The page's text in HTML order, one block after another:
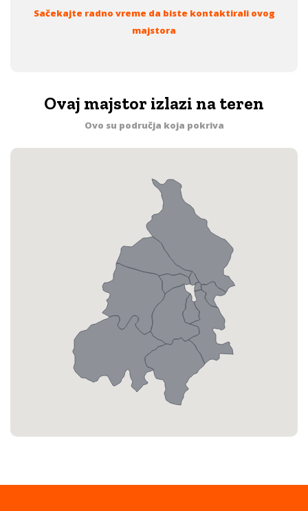
Sačekajte radno vreme da biste kontaktirali ovog
majstora
Ovaj majstor izlazi na teren
Ovo su područja koja pokriva